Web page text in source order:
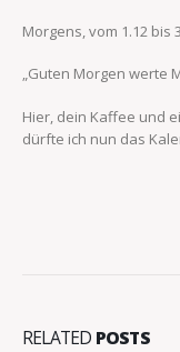
Morgens, vom 1.12 bis
„Guten Morgen werte
Hier, dein Kaffee und
dürfte ich nun das
RELATED POSTS